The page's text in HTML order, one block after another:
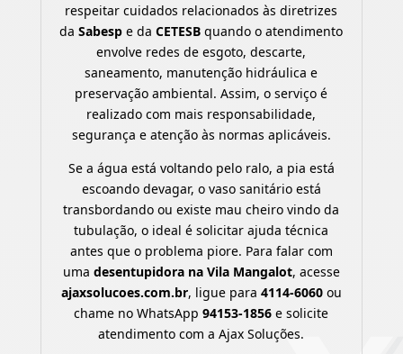
respeitar cuidados relacionados às diretrizes
daSabesp e daCETESB quando o atendimento
envolve redes de esgoto, descarte,
saneamento, manutenção hidráulica e
preservação ambiental. Assim, o serviço é
realizado com mais responsabilidade,
segurança e atenção às normas aplicáveis.
Se a água está voltando pelo ralo, a pia está
escoando devagar, o vaso sanitário está
transbordando ou existe mau cheiro vindo da
tubulação, o ideal é solicitar ajuda técnica
antes que o problema piore. Para falar com
uma desentupidora na Vila Mangalot, acesse
ajaxsolucoes.com.br, ligue para 4114-6060ou
chame no WhatsApp94153-1856 e solicite
atendimento com a Ajax Soluções.